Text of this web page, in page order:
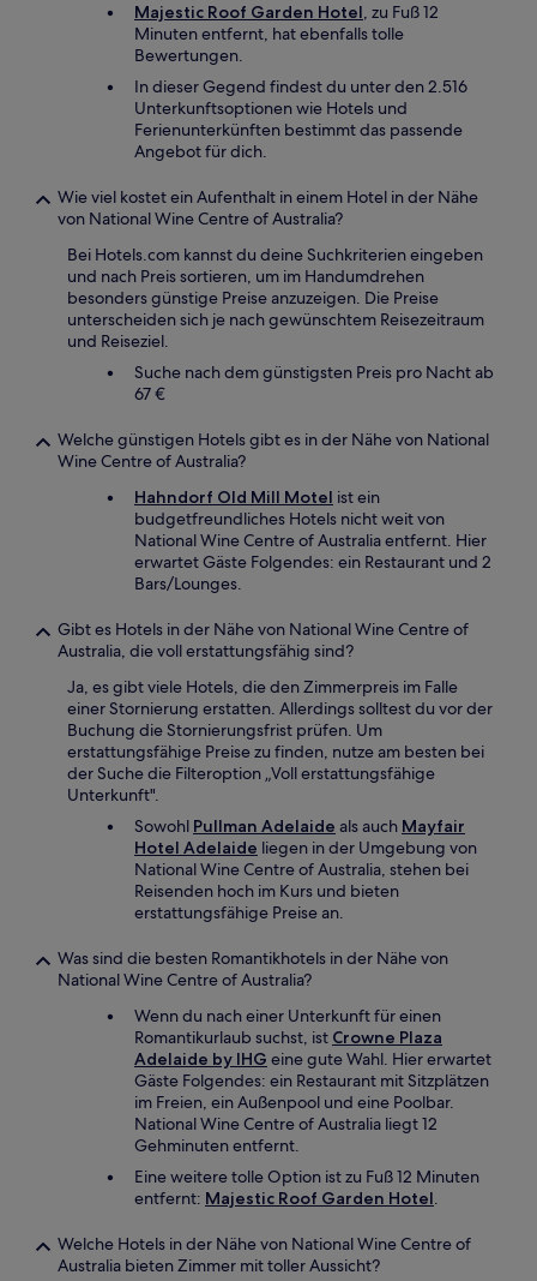
Majestic Roof Garden Hotel, zu Fuß 12
Minuten entfernt, hat ebenfalls tolle
Bewertungen.
In dieser Gegend findest du unter den 2.516
Unterkunftsoptionen wie Hotels und
Ferienunterkünften bestimmt das passende
Angebot für dich.
Wie viel kostet ein Aufenthalt in einem Hotel in der Nähe
von National Wine Centre of Australia?
Bei Hotels.com kannst du deine Suchkriterien eingeben
und nach Preis sortieren, um im Handumdrehen
besonders günstige Preise anzuzeigen. Die Preise
unterscheiden sich je nach gewünschtem Reisezeitraum
und Reiseziel.
Suche nach dem günstigsten Preis pro Nacht ab
67 €
Welche günstigen Hotels gibt es in der Nähe von National
Wine Centre of Australia?
Hahndorf Old Mill Motel ist ein
budgetfreundliches Hotels nicht weit von
National Wine Centre of Australia entfernt. Hier
erwartet Gäste Folgendes: ein Restaurant und 2
Bars/Lounges.
Gibt es Hotels in der Nähe von National Wine Centre of
Australia, die voll erstattungsfähig sind?
Ja, es gibt viele Hotels, die den Zimmerpreis im Falle
einer Stornierung erstatten. Allerdings solltest du vor der
Buchung die Stornierungsfrist prüfen. Um
erstattungsfähige Preise zu finden, nutze am besten bei
der Suche die Filteroption „Voll erstattungsfähige
Unterkunft".
Sowohl Pullman Adelaide als auch Mayfair
Hotel Adelaide liegen in der Umgebung von
National Wine Centre of Australia, stehen bei
Reisenden hoch im Kurs und bieten
erstattungsfähige Preise an.
Was sind die besten Romantikhotels in der Nähe von
National Wine Centre of Australia?
Wenn du nach einer Unterkunft für einen
Romantikurlaub suchst, ist Crowne Plaza
Adelaide by IHG eine gute Wahl. Hier erwartet
Gäste Folgendes: ein Restaurant mit Sitzplätzen
im Freien, ein Außenpool und eine Poolbar.
National Wine Centre of Australia liegt 12
Gehminuten entfernt.
Eine weitere tolle Option ist zu Fuß 12 Minuten
entfernt: Majestic Roof Garden Hotel.
Welche Hotels in der Nähe von National Wine Centre of
Australia bieten Zimmer mit toller Aussicht?